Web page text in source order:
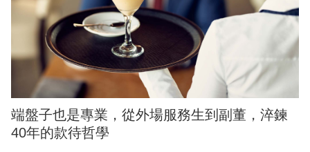
端盤子也是專業，從外場服務生到副董，淬鍊
40年的款待哲學